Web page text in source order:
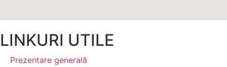
LINKURI UTILE
Prezentare generală